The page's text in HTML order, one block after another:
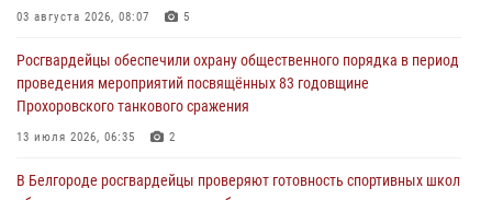
экспозиции белгородского музея‑диорамы «Курская битва.
06 августа 2026, 12:05 3
В Белгороде росгвардейцы проверяют готовность спортивных школ
областного центра к новому учебному году
03 августа 2026, 08:07 5
Росгвардейцы обеспечили охрану общественного порядка в период
проведения мероприятий посвящённых 83 годовщине
Прохоровского танкового сражения
13 июля 2026, 06:35 2
В Белгороде росгвардейцы проверяют готовность спортивных школ